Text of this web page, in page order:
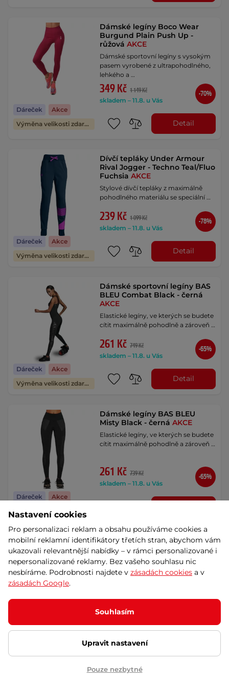
Dáreček
Akce
Výměna velikosti zdarma
Dámské legíny Boco Wear
Burgund Plain Push Up -
růžováAKCE
Dámské sportovní legíny s vysokým
pasem vyrobené z ultrapohodlného,
lehkého a …
349 Kč 1 149 Kč
skladem – 11.8. u Vás
-70%
Detail
Dáreček
Akce
Výměna velikosti zdarma
Dívčí tepláky Under Armour
Rival Jogger - Techno Teal/Fluo
FuchsiaAKCE
Stylové dívčí tepláky z maximálně
pohodlného materiálu se speciální …
239 Kč 1 099 Kč
skladem – 11.8. u Vás
-78%
Detail
Dáreček
Akce
Výměna velikosti zdarma
Dámské sportovní legíny BAS
BLEU Combat Black - černá
AKCE
Elastické legíny, ve kterých se budete
cítit maximálně pohodlně a zároveň …
261 Kč 749 Kč
skladem – 11.8. u Vás
-65%
Detail
Dáreček
Akce
Dámské legíny BAS BLEU
Misty Black - černáAKCE
Elastické legíny, ve kterých se budete
cítit maximálně pohodlně a zároveň …
261 Kč 739 Kč
skladem – 11.8. u Vás
-65%
Dáreček
Akce
Výměna velikosti zdarma
Dámské kraťasy Brubeck
Running Force - FuchsiaAKCE
Funkční kraťasy na běhání a další
sporty s termoaktivními vlastnostmi
699 Kč 829 Kč
skladem – 11.8. u Vás
Legíny kratší Cotton - černá
Nastavení cookies
Pro personalizaci reklam a obsahu používáme cookies a
mobilní reklamní identifikátory třetích stran, abychom vám
ukazovali relevantnější nabídky – v rámci personalizované i
nepersonalizované reklamy. Bez vašeho souhlasu nic
nesbíráme. Podrobnosti najdete v zásadách cookies a v
zásadách Google.
Souhlasím
Upravit nastavení
Pouze nezbytné